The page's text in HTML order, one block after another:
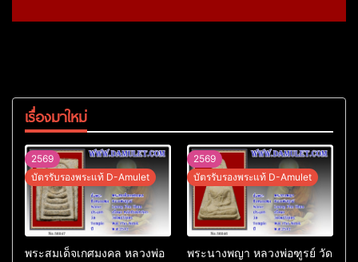
เรื่องมาใหม่
2569
บัตรรับรองพระแท้ D-Amulet
พระสมเด็จเกศมงคล หลวงพ่อ
2569
บัตรรับรองพระแท้ D-Amulet
พระนางพญา หลวงพ่อฑูรย์ วัด